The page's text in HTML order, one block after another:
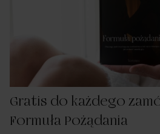
Gratis do każdego
Formuła Pożądania